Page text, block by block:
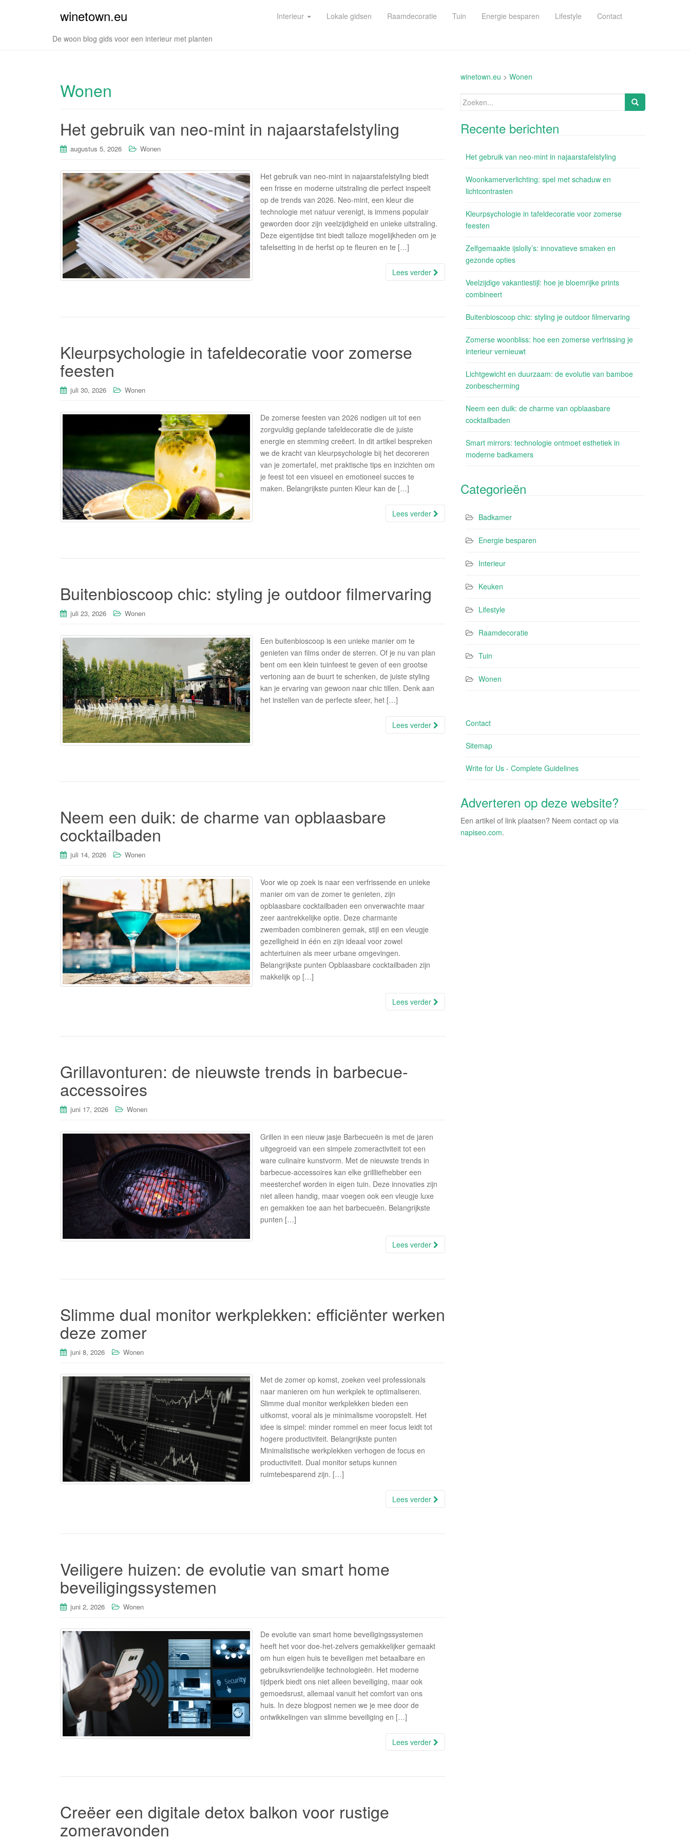
winetown.eu
De woon blog gids voor een interieur met planten
Interieur Lokale gidsen Raamdecoratie Tuin Energie besparen Lifestyle Contact
Wonen
Het gebruik van neo-mint in najaarstafelstyling
augustus 5, 2026 Wonen
Het gebruik van neo-mint in najaarstafelstyling biedt
een frisse en moderne uitstraling die perfect inspeelt
op de trends van 2026. Neo-mint, een kleur die
technologie met natuur verenigt, is immens populair
geworden door zijn veelzijdigheid en unieke uitstraling.
Deze eigentijdse tint biedt talloze mogelijkheden om je
tafelsetting in de herfst op te fleuren en te […]
Lees verder
Kleurpsychologie in tafeldecoratie voor zomerse
feesten
juli 30, 2026 Wonen
De zomerse feesten van 2026 nodigen uit tot een
zorgvuldig geplande tafeldecoratie die de juiste
energie en stemming creëert. In dit artikel bespreken
we de kracht van kleurpsychologie bij het decoreren
van je zomertafel, met praktische tips en inzichten om
je feest tot een visueel en emotioneel succes te
maken. Belangrijkste punten Kleur kan de […]
Lees verder
Buitenbioscoop chic: styling je outdoor filmervaring
juli 23, 2026 Wonen
Een buitenbioscoop is een unieke manier om te
genieten van films onder de sterren. Of je nu van plan
bent om een klein tuinfeest te geven of een grootse
vertoning aan de buurt te schenken, de juiste styling
kan je ervaring van gewoon naar chic tillen. Denk aan
het instellen van de perfecte sfeer, het […]
Lees verder
Neem een duik: de charme van opblaasbare
cocktailbaden
juli 14, 2026 Wonen
Voor wie op zoek is naar een verfrissende en unieke
manier om van de zomer te genieten, zijn
opblaasbare cocktailbaden een onverwachte maar
zeer aantrekkelijke optie. Deze charmante
zwembaden combineren gemak, stijl en een vleugje
gezelligheid in één en zijn ideaal voor zowel
achtertuinen als meer urbane omgevingen.
Belangrijkste punten Opblaasbare cocktailbaden zijn
makkelijk op […]
Lees verder
Grillavonturen: de nieuwste trends in barbecue-
accessoires
juni 17, 2026 Wonen
Grillen in een nieuw jasje Barbecueën is met de jaren
uitgegroeid van een simpele zomeractiviteit tot een
ware culinaire kunstvorm. Met de nieuwste trends in
barbecue-accessoires kan elke grillliefhebber een
meesterchef worden in eigen tuin. Deze innovaties zijn
niet alleen handig, maar voegen ook een vleugje luxe
en gemakken toe aan het barbecueën. Belangrijkste
punten […]
Lees verder
Slimme dual monitor werkplekken: efficiënter werken
deze zomer
juni 8, 2026 Wonen
Met de zomer op komst, zoeken veel professionals
naar manieren om hun werkplek te optimaliseren.
Slimme dual monitor werkplekken bieden een
uitkomst, vooral als je minimalisme vooropstelt. Het
idee is simpel: minder rommel en meer focus leidt tot
hogere productiviteit. Belangrijkste punten
Minimalistische werkplekken verhogen de focus en
productiviteit. Dual monitor setups kunnen
ruimtebesparend zijn. […]
Lees verder
Veiligere huizen: de evolutie van smart home
beveiligingssystemen
juni 2, 2026 Wonen
De evolutie van smart home beveiligingssystemen
heeft het voor doe-het-zelvers gemakkelijker gemaakt
om hun eigen huis te beveiligen met betaalbare en
gebruiksvriendelijke technologieën. Het moderne
tijdperk biedt ons niet alleen beveiliging, maar ook
gemoedsrust, allemaal vanuit het comfort van ons
huis. In deze blogpost nemen we je mee door de
ontwikkelingen van slimme beveiliging en […]
Lees verder
Creëer een digitale detox balkon voor rustige
zomeravonden
winetown.eu > Wonen
Zoeken
Recente berichten
Het gebruik van neo-mint in najaarstafelstyling
Woonkamerverlichting: spel met schaduw en
lichtcontrasten
Kleurpsychologie in tafeldecoratie voor zomerse
feesten
Zelfgemaakte ijslolly’s: innovatieve smaken en
gezonde opties
Veelzijdige vakantiestijl: hoe je bloemrijke prints
combineert
Buitenbioscoop chic: styling je outdoor filmervaring
Zomerse woonbliss: hoe een zomerse verfrissing je
interieur vernieuwt
Lichtgewicht en duurzaam: de evolutie van bamboe
zonbescherming
Neem een duik: de charme van opblaasbare
cocktailbaden
Smart mirrors: technologie ontmoet esthetiek in
moderne badkamers
Categorieën
Badkamer
Energie besparen
Interieur
Keuken
Lifestyle
Raamdecoratie
Tuin
Wonen
Contact
Sitemap
Write for Us - Complete Guidelines
Adverteren op deze website?
Een artikel of link plaatsen? Neem contact op via
napiseo.com.